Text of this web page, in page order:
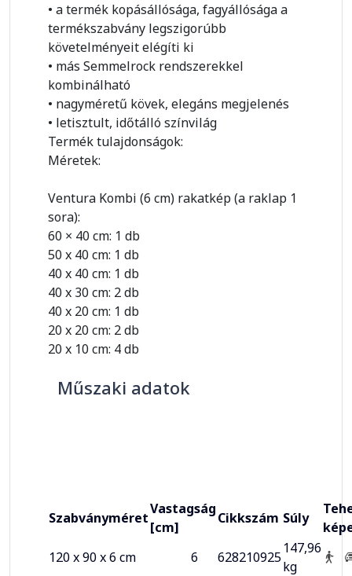
• a termék kopásállósága, fagyállósága a
termékszabvány legszigorúbb
követelményeit elégíti ki
• más Semmelrock rendszerekkel
kombinálható
• nagyméretű kövek, elegáns megjelenés
• letisztult, időtálló színvilág
Termék tulajdonságok:
Méretek:
Ventura Kombi (6 cm) rakatkép (a raklap 1
sora):
60 × 40 cm: 1 db
50 x 40 cm: 1 db
40 x 40 cm: 1 db
40 x 30 cm: 2 db
40 x 20 cm: 1 db
20 x 20 cm: 2 db
20 x 10 cm: 4 db
Műszaki adatok
Szabványméret
Vastagság
[cm]
Cikkszám Súly
120 x 90 x 6 cm
6 628210925
147,96
kg